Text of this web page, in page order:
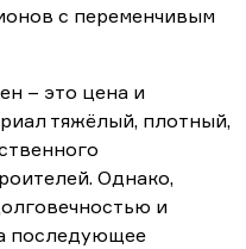
с переменчивым
– это цена и
тяжёлый, плотный,
Однако,
и
последующее